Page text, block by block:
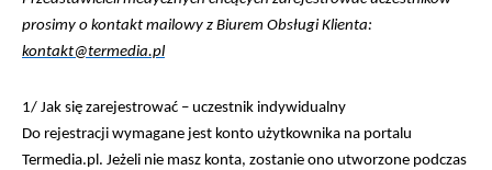
prosimy o kontakt mailowy z Biurem Obsługi Klienta:
kontakt@termedia.pl
1/ Jak się zarejestrować – uczestnik indywidualny
Do rejestracji wymagane jest konto użytkownika na portalu
Termedia.pl. Jeżeli nie masz konta, zostanie ono utworzone podczas